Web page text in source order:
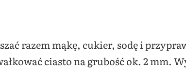
razem mąkę, cukier, sodę i
ciasto na grubość ok. 2 mm.